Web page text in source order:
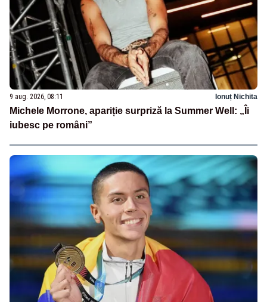
9 aug. 2026, 08:11 Ionuț Nichita
Michele Morrone, apariție surpriză la Summer Well: „Îi
iubesc pe români”